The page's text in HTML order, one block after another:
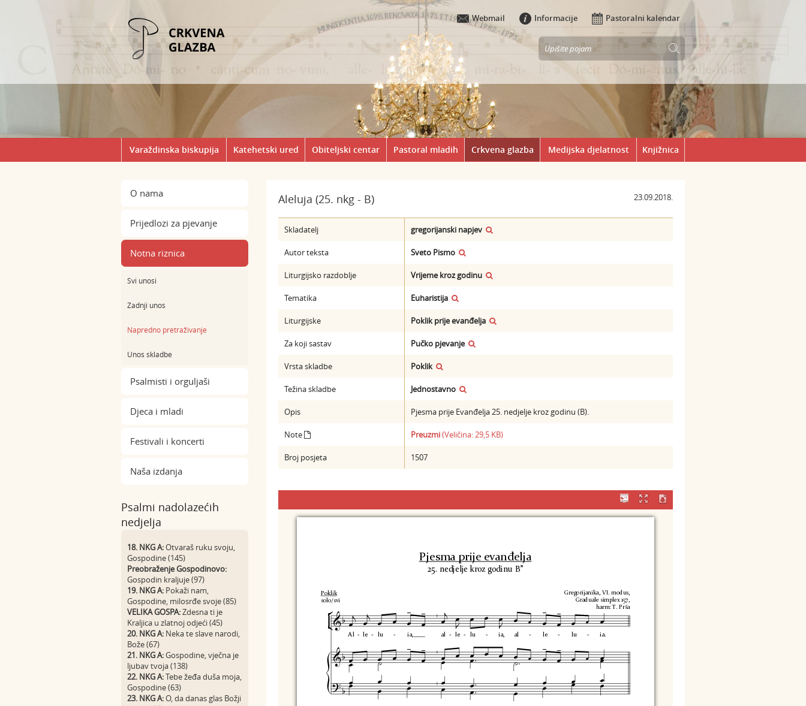
Webmail Informacije Pastoralni kalendar
Varaždinska biskupija Katehetski ured Obiteljski centar Pastoral mladih Crkvena glazba Medijska djelatnost Knjižnica
O nama
Prijedlozi za pjevanje
Notna riznica
Svi unosi
Zadnji unos
Napredno pretraživanje
Unos skladbe
Psalmisti i orguljaši
Djeca i mladi
Festivali i koncerti
Naša izdanja
Psalmi nadolazećih
nedjelja
18. NKG A:Otvaraš ruku svoju,
Gospodine (145)
Preobraženje Gospodinovo:
Gospodin kraljuje (97)
19. NKG A: Pokaži nam,
Gospodine, milosrđe svoje (85)
VELIKA GOSPA:Zdesna ti je
Kraljica u zlatnoj odjeći (45)
20. NKG A: Neka te slave narodi,
Bože (67)
21. NKG A:Gospodine, vječna je
ljubav tvoja (138)
22. NKG A:Tebe žeđa duša moja,
Gospodine (63)
23. NKG A:O, da danas glas Božji
Aleluja (25. nkg - B) 23.09.2018.
Skladatelj gregorijanski napjev
Autor teksta Sveto Pismo
Liturgijsko razdoblje Vrijeme kroz godinu
Tematika Euharistija
Liturgijske Poklik prije evanđelja
Za koji sastav Pučko pjevanje
Vrsta skladbe Poklik
Težina skladbe Jednostavno
Opis Pjesma prije Evanđelja 25. nedjelje kroz godinu (B).
Note Preuzmi(Veličina: 29,5 KB)
Broj posjeta 1507